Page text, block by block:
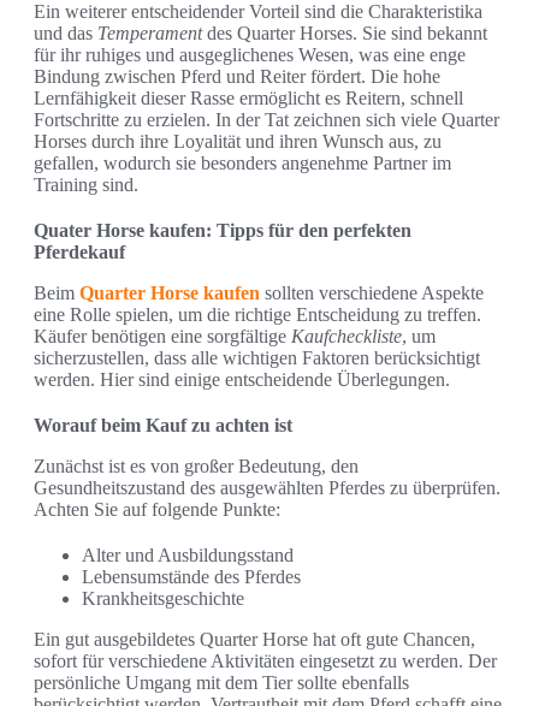
Ein weiterer entscheidender Vorteil sind die Charakteristika
und das Temperamentdes Quarter Horses. Sie sind bekannt
für ihr ruhiges und ausgeglichenes Wesen, was eine enge
Bindung zwischen Pferd und Reiter fördert. Die hohe
Lernfähigkeit dieser Rasse ermöglicht es Reitern, schnell
Fortschritte zu erzielen. In der Tat zeichnen sich viele Quarter
Horses durch ihre Loyalität und ihren Wunsch aus, zu
gefallen, wodurch sie besonders angenehme Partner im
Training sind.
Quater Horse kaufen: Tipps für den perfekten
Pferdekauf
Beim Quarter Horse kaufen sollten verschiedene Aspekte
eine Rolle spielen, um die richtige Entscheidung zu treffen.
Käufer benötigen eine sorgfältige Kaufcheckliste, um
sicherzustellen, dass alle wichtigen Faktoren berücksichtigt
werden. Hier sind einige entscheidende Überlegungen.
Worauf beim Kauf zu achten ist
Zunächst ist es von großer Bedeutung, den
Gesundheitszustand des ausgewählten Pferdes zu überprüfen.
Achten Sie auf folgende Punkte:
Alter und Ausbildungsstand
Lebensumstände des Pferdes
Krankheitsgeschichte
Ein gut ausgebildetes Quarter Horse hat oft gute Chancen,
sofort für verschiedene Aktivitäten eingesetzt zu werden. Der
persönliche Umgang mit dem Tier sollte ebenfalls